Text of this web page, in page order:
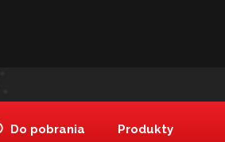
Do pobrania Produkty